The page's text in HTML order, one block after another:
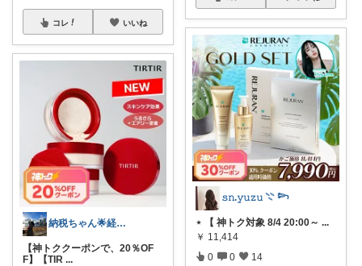
コレ いいね
納税ちゃん🌟経由購入★
【神トククーポンで、20％OF
F】【TIR ...
𝚜𝚗.𝚢𝚞𝚣𝚞 𓇢 𓆸
⋆ 【 神トク対象 8/4 20:00～ ...
￥ 11,414
0 0 14